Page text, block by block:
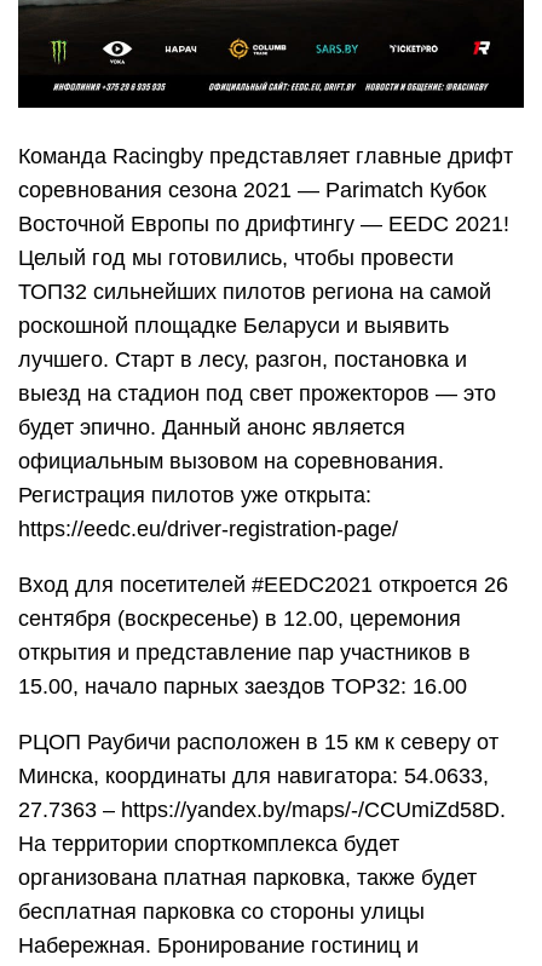
Команда Racingby представляет главные дрифт
соревнования сезона 2021 — Parimatch Кубок
Восточной Европы по дрифтингу — EEDC 2021!
Целый год мы готовились, чтобы провести
ТОП32 сильнейших пилотов региона на самой
роскошной площадке Беларуси и выявить
лучшего. Старт в лесу, разгон, постановка и
выезд на стадион под свет прожекторов — это
будет эпично. Данный анонс является
официальным вызовом на соревнования.
Регистрация пилотов уже открыта:
https://eedc.eu/driver-registration-page/
Вход для посетителей #EEDC2021 откроется 26
сентября (воскресенье) в 12.00, церемония
открытия и представление пар участников в
15.00, начало парных заездов TOP32: 16.00
РЦОП Раубичи расположен в 15 км к северу от
Минска, координаты для навигатора: 54.0633,
27.7363 – https://yandex.by/maps/-/CCUmiZd58D.
На территории спорткомплекса будет
организована платная парковка, также будет
бесплатная парковка со стороны улицы
Набережная. Бронирование гостиниц и